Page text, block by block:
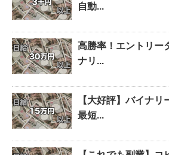
自動...
高勝率！エントリー
ナリ...
【大好評】バイナ
最短...